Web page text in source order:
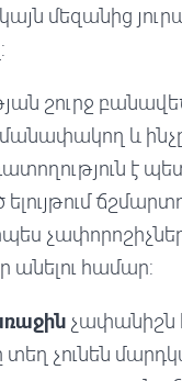
մեզանից
շուրջ
և
է
անելու համար:
չափանիշն
տեղ չունեն